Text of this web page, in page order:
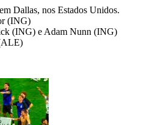
Dallas, nos Estados Unidos.
(ING)
(ING) e Adam Nunn (ING)